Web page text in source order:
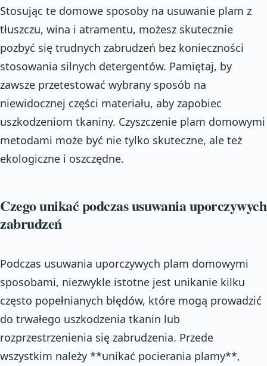
Stosując te domowe sposoby na usuwanie plam z
tłuszczu, wina i atramentu, możesz skutecznie
pozbyć się trudnych zabrudzeń bez konieczności
stosowania silnych detergentów. Pamiętaj, by
zawsze przetestować wybrany sposób na
niewidocznej części materiału, aby zapobiec
uszkodzeniom tkaniny. Czyszczenie plam domowymi
metodami może być nie tylko skuteczne, ale też
ekologiczne i oszczędne.
Czego unikać podczas usuwania uporczywych
zabrudzeń
Podczas usuwania uporczywych plam domowymi
sposobami, niezwykle istotne jest unikanie kilku
często popełnianych błędów, które mogą prowadzić
do trwałego uszkodzenia tkanin lub
rozprzestrzenienia się zabrudzenia. Przede
wszystkim należy **unikać pocierania plamy**,